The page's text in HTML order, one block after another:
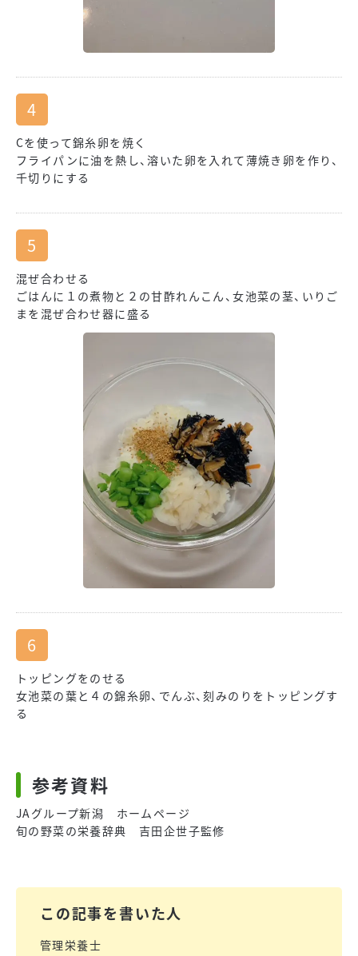
Cを使って錦糸卵を焼く
フライパンに油を熱し、溶いた卵を入れて薄焼き卵を作り、
千切りにする
混ぜ合わせる
ごはんに１の煮物と２の甘酢れんこん、女池菜の茎、いりご
まを混ぜ合わせ器に盛る
トッピングをのせる
女池菜の葉と４の錦糸卵、でんぶ、刻みのりをトッピングす
る
参考資料
JAグループ新潟 ホームページ
旬の野菜の栄養辞典 吉田企世子監修
この記事を書いた人
管理栄養士